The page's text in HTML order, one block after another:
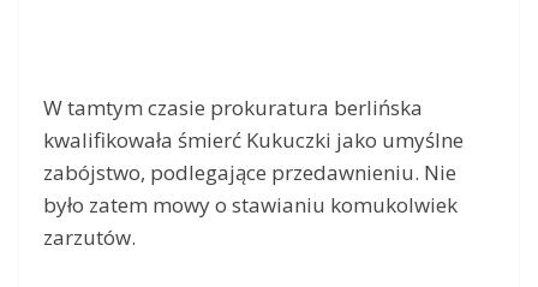
W tamtym czasie prokuratura berlińska
kwalifikowała śmierć Kukuczki jako umyślne
zabójstwo, podlegające przedawnieniu. Nie
było zatem mowy o stawianiu komukolwiek
zarzutów.